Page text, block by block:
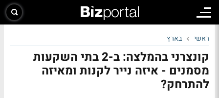
ראשי בארץ
קונצרני בהמלצה: ב-2 בתי השקעות
מסמנים - איזה נייר לקנות ומאיזה
להתרחק?